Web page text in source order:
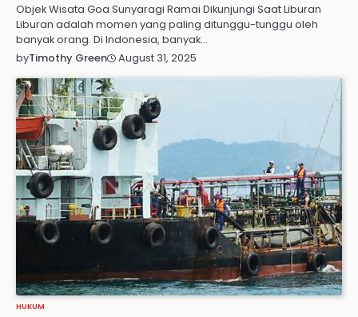
Objek Wisata Goa Sunyaragi Ramai Dikunjungi Saat Liburan
Liburan adalah momen yang paling ditunggu-tunggu oleh
banyak orang. Di Indonesia, banyak…
byTimothy Green August 31, 2025
HUKUM